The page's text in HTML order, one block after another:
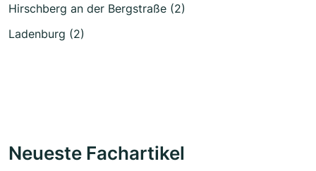
Hirschberg an der Bergstraße (2)
Ladenburg (2)
Neueste Fachartikel